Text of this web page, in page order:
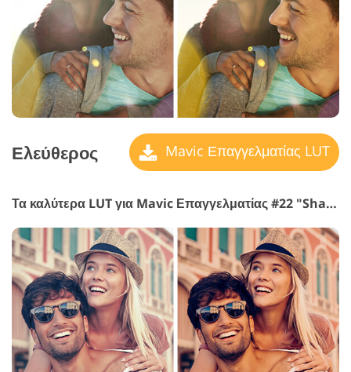
Ελεύθερος Mavic Επαγγελματίας LUT
Τα καλύτερα LUT για Mavic Επαγγελματίας #22 "Shadow Tone"